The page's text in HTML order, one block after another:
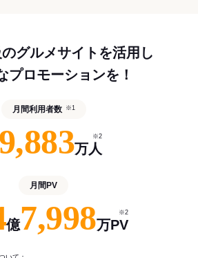
グルメサイトを活用し
プロモーションを！
月間利用者数 ※1
万人
※2
月間PV
億7,998万PV
※2